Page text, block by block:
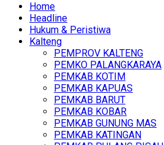
Home
Headline
Hukum & Peristiwa
Kalteng
PEMPROV KALTENG
PEMKO PALANGKARAYA
PEMKAB KOTIM
PEMKAB KAPUAS
PEMKAB BARUT
PEMKAB KOBAR
PEMKAB GUNUNG MAS
PEMKAB KATINGAN